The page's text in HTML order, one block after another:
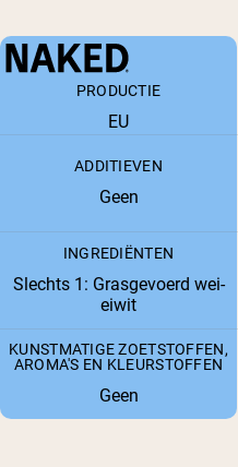
PRODUCTIE
EU
ADDITIEVEN
Geen
INGREDIËNTEN
Slechts 1: Grasgevoerd wei-
eiwit
KUNSTMATIGE ZOETSTOFFEN,
AROMA'S EN KLEURSTOFFEN
Geen